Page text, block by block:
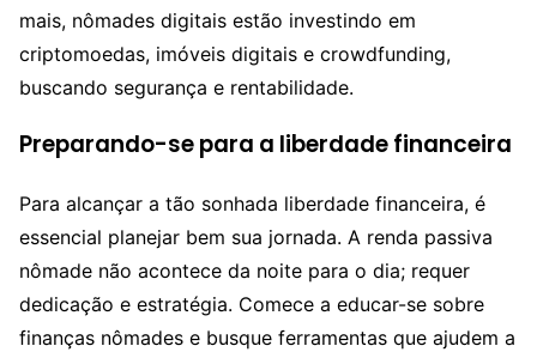
mais, nômades digitais estão investindo em
criptomoedas, imóveis digitais e crowdfunding,
buscando segurança e rentabilidade.
Preparando-se para a liberdade financeira
Para alcançar a tão sonhada liberdade financeira, é
essencial planejar bem sua jornada. A renda passiva
nômade não acontece da noite para o dia; requer
dedicação e estratégia. Comece a educar-se sobre
finanças nômades e busque ferramentas que ajudem a